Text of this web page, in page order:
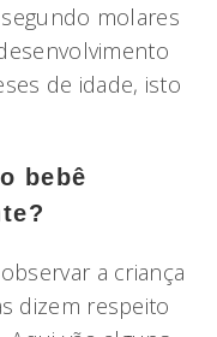
molares
de idade, isto
bebê
a criança
dizem respeito